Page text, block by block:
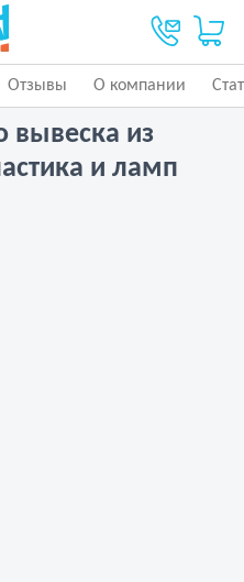
Отзывы О компании
вывеска из
и ламп